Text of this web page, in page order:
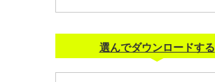
選んでダウンロードする